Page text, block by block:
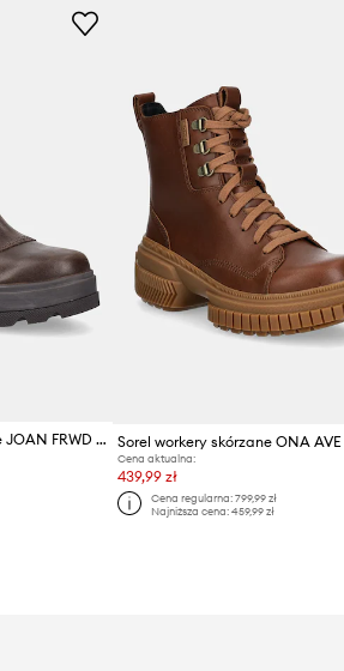
Sorel sztyblety skórzane JOAN FRWD CHELSEA
Cena aktualna:
439,99 zł
Cena regularna: 799,99 zł
Najniższa cena: 459,99 zł